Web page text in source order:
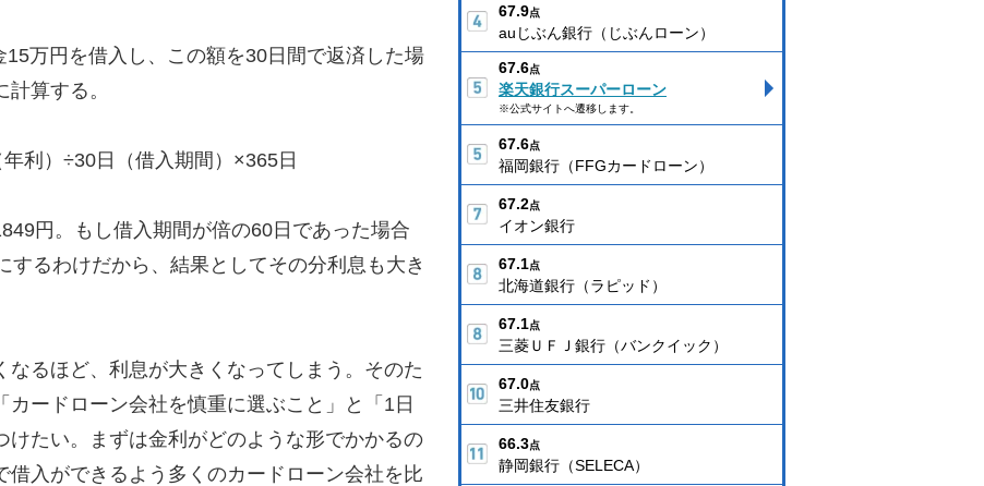
万円を借入し、この額を30日間で返済した場
算する。
利）÷30日（借入期間）×365日
円。もし借入期間が倍の60日であった場合
するわけだから、結果としてその分利息も大き
るほど、利息が大きくなってしまう。そのた
ードローン会社を慎重に選ぶこと」と「1日
けたい。まずは金利がどのような形でかかるの
借入ができるよう多くのカードローン会社を比
67.9点
auじぶん銀行（じぶんローン）
67.6点
楽天銀行スーパーローン
※公式サイトへ遷移します。
67.6点
福岡銀行（FFGカードローン）
67.2点
イオン銀行
67.1点
北海道銀行（ラピッド）
67.1点
三菱ＵＦＪ銀行（バンクイック）
67.0点
三井住友銀行
66.3点
静岡銀行（SELECA）